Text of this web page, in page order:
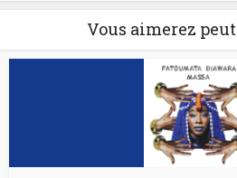
Vous aimerez